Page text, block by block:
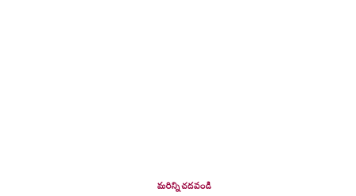
మరిన్ని చదవండి